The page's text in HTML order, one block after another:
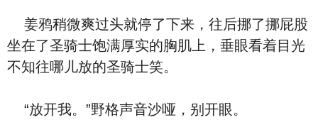
姜鸦稍微爽过头就停了下来，往后挪了挪屁股
坐在了圣骑士饱满厚实的胸肌上，垂眼看着目光
不知往哪儿放的圣骑士笑。
“放开我。”野格声音沙哑，别开眼。